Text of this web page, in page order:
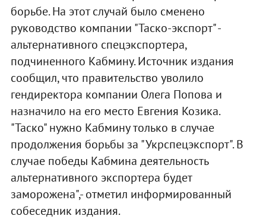
борьбе. На этот случай было сменено
руководство компании "Таско-экспорт" -
альтернативного спецэкспортера,
подчиненного Кабмину. Источник издания
сообщил, что правительство уволило
гендиректора компании Олега Попова и
назначило на его место Евгения Козика.
"Таско" нужно Кабмину только в случае
продолжения борьбы за "Укрспецэкспорт". В
случае победы Кабмина деятельность
альтернативного экспортера будет
заморожена",- отметил информированный
собеседник издания.